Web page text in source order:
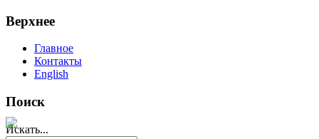
Верхнее
Главное
Контакты
English
Поиск
Искать...